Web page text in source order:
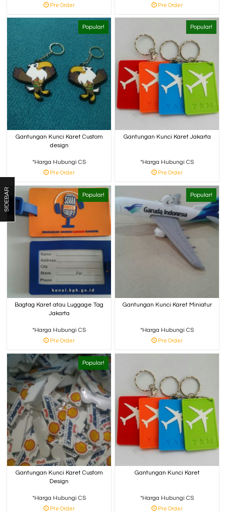
Pre Order Pre Order
Popular!
Gantungan Kunci Karet Custom
design
*Harga Hubungi CS
Pre Order
Popular!
Gantungan Kunci Karet Jakarta
*Harga Hubungi CS
Pre Order
Popular!
Bagtag Karet atau Luggage Tag
Jakarta
*Harga Hubungi CS
Pre Order
Popular!
Gantungan Kunci Karet Miniatur
*Harga Hubungi CS
Pre Order
Popular!
Gantungan Kunci Karet Custom
Design
*Harga Hubungi CS
Pre Order
Gantungan Kunci Karet
*Harga Hubungi CS
Pre Order
SIDEBAR